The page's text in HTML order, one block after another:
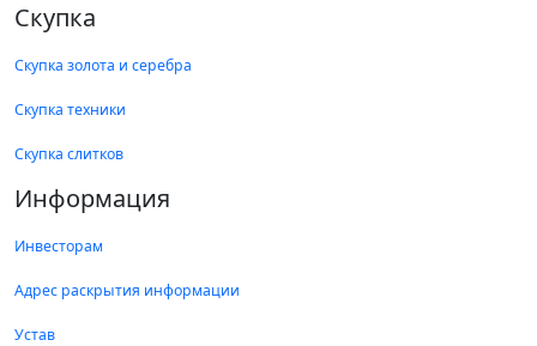
Скупка
Скупка золота и серебра
Скупка техники
Скупка слитков
Информация
Инвесторам
Адрес раскрытия информации
Устав